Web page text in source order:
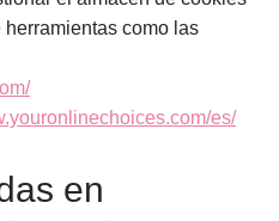
como las
es/
en